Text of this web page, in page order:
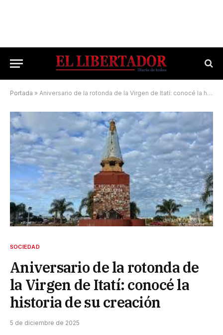
Portada » Aniversario de la rotonda de la Virgen de Itatí: conocé la historia de su creación
SOCIEDAD
Aniversario de la rotonda de
la Virgen de Itatí: conocé la
historia de su creación
5 de diciembre de 2025